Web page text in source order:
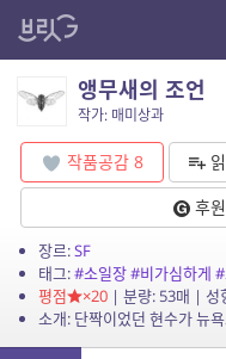
앵무새의 조언
작가: 매미상과
작품공감 8
후원
장르:SF
태그:#소일장#비가심하게
평점
×20| 분량: 53매 | 성